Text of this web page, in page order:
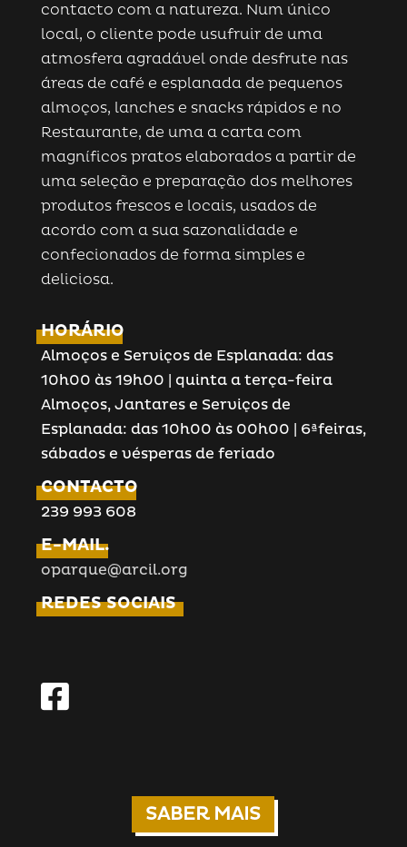
contacto com a natureza. Num único
local, o cliente pode usufruir de uma
atmosfera agradável onde desfrute nas
áreas de café e esplanada de pequenos
almoços, lanches e snacks rápidos e no
Restaurante, de uma a carta com
magníficos pratos elaborados a partir de
uma seleção e preparação dos melhores
produtos frescos e locais, usados de
acordo com a sua sazonalidade e
confecionados de forma simples e
deliciosa.
HORÁRIO
Almoços e Serviços de Esplanada: das
10h00 às 19h00 | quinta a terça-feira
Almoços, Jantares e Serviços de
Esplanada: das 10h00 às 00h00 | 6ªfeiras,
sábados e vésperas de feriado
CONTACTO
239 993 608
E-MAIL.
oparque@arcil.org
REDES SOCIAIS
SABER MAIS